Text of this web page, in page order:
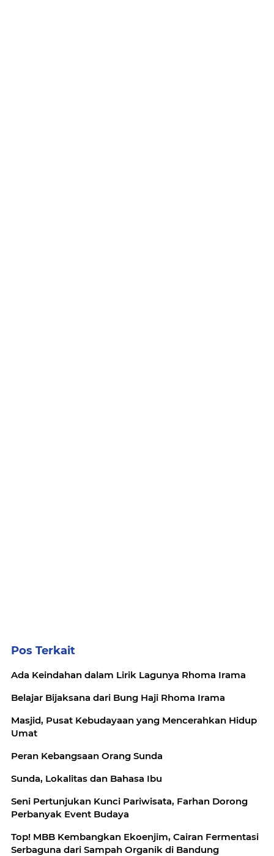
Pos Terkait
Ada Keindahan dalam Lirik Lagunya Rhoma Irama
Belajar Bijaksana dari Bung Haji Rhoma Irama
Masjid, Pusat Kebudayaan yang Mencerahkan Hidup
Umat
Peran Kebangsaan Orang Sunda
Sunda, Lokalitas dan Bahasa Ibu
Seni Pertunjukan Kunci Pariwisata, Farhan Dorong
Perbanyak Event Budaya
Top! MBB Kembangkan Ekoenjim, Cairan Fermentasi
Serbaguna dari Sampah Organik di Bandung